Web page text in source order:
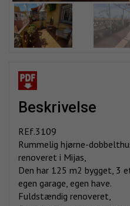
beskrivelse
REf.3109
Rummelig hjørne-
renoveret i Mijas,
Den har 125 m2 bygget, 3
egen garage, egen have.
Fuldstændig renoveret,